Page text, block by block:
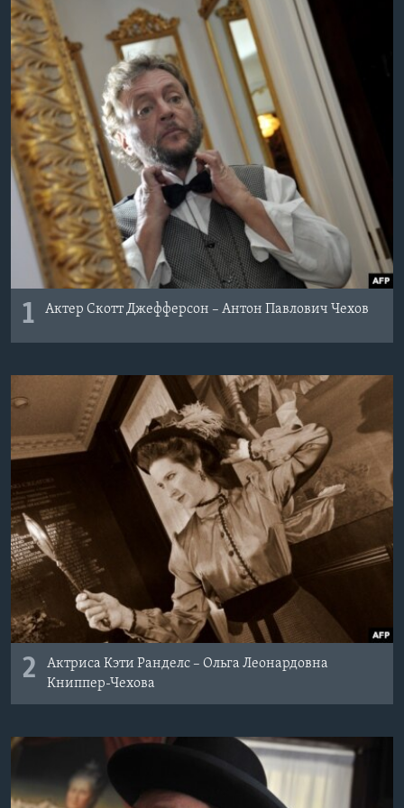
Learning English
СОЦИАЛЬНЫЕ СЕТИ
Языки
1 Актер Скотт Джефферсон – Антон Павлович Чехов
2
Актриса Кэти Ранделс – Ольга Леонардовна
Книппер-Чехова